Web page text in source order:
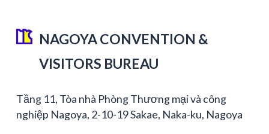
NAGOYA CONVENTION &
VISITORS BUREAU
Tầng 11, Tòa nhà Phòng Thương mại và công
nghiệp Nagoya, 2-10-19 Sakae, Naka-ku, Nagoya